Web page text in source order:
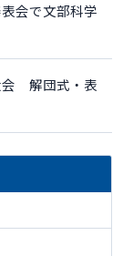
会で文部科学
会 解団式・表